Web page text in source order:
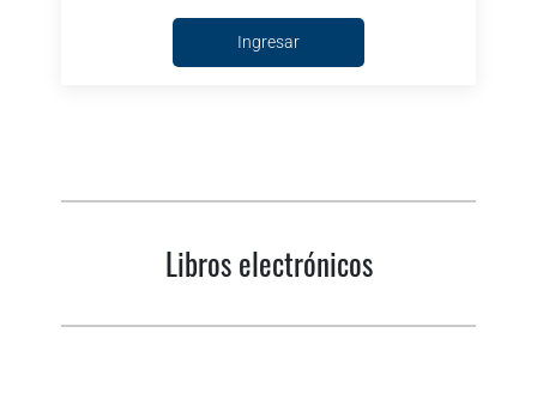
Ingresar
Libros electrónicos